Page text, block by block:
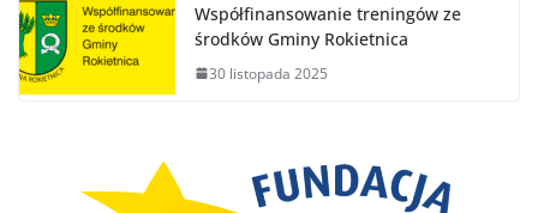
Współfinansowanie treningów ze
środków Gminy Rokietnica
30 listopada 2025